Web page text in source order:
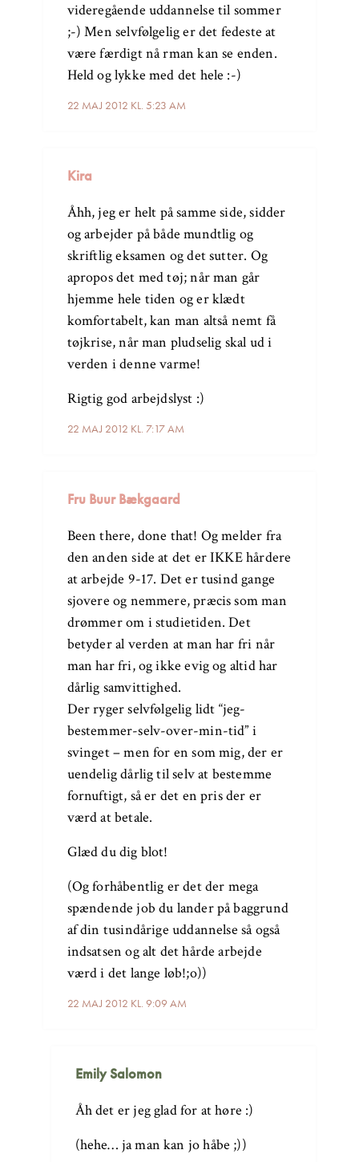
22 MAJ 2012 KL. 5:23 AM
videregående uddannelse til sommer
;-) Men selvfølgelig er det fedeste at
være færdigt nå rman kan se enden.
Held og lykke med det hele :-)
Kira
22 MAJ 2012 KL. 7:17 AM
Åhh, jeg er helt på samme side, sidder
og arbejder på både mundtlig og
skriftlig eksamen og det sutter. Og
apropos det med tøj; når man går
hjemme hele tiden og er klædt
komfortabelt, kan man altså nemt få
tøjkrise, når man pludselig skal ud i
verden i denne varme!
Rigtig god arbejdslyst :)
Fru Buur Bækgaard
22 MAJ 2012 KL. 9:09 AM
Been there, done that! Og melder fra
den anden side at det er IKKE hårdere
at arbejde 9-17. Det er tusind gange
sjovere og nemmere, præcis som man
drømmer om i studietiden. Det
betyder al verden at man har fri når
man har fri, og ikke evig og altid har
dårlig samvittighed.
Der ryger selvfølgelig lidt “jeg-
bestemmer-selv-over-min-tid” i
svinget – men for en som mig, der er
uendelig dårlig til selv at bestemme
fornuftigt, så er det en pris der er
værd at betale.
Glæd du dig blot!
(Og forhåbentlig er det der mega
spændende job du lander på baggrund
af din tusindårige uddannelse så også
indsatsen og alt det hårde arbejde
værd i det lange løb!;o))
Emily Salomon
Åh det er jeg glad for at høre :)
(hehe… ja man kan jo håbe ;))